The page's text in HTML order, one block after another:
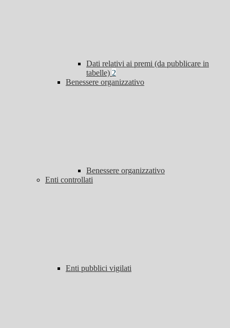
Dati relativi ai premi (da pubblicare in
tabelle) 2
Benessere organizzativo
Benessere organizzativo
Enti controllati
Enti pubblici vigilati